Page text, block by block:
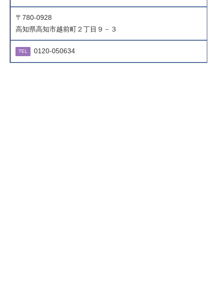
〒780-0928
高知県高知市越前町２丁目９－３
TEL 0120-050634